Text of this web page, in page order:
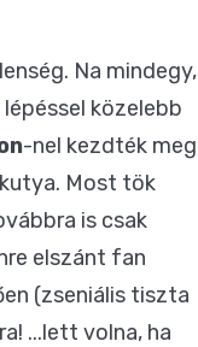
Na mindegy,
közelebb
-nel kezdték meg
Most tök
is csak
elszánt fan
(zseniális tiszta
...lett volna, ha